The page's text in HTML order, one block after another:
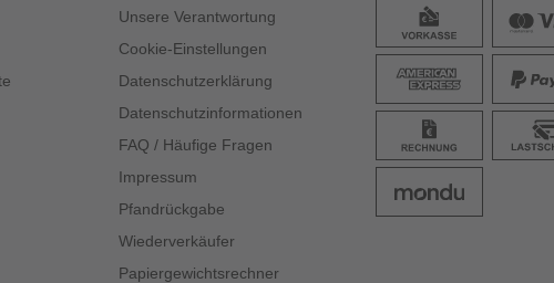
Unsere Verantwortung
Cookie-Einstellungen
Datenschutzerklärung
Datenschutzinformationen
FAQ / Häufige Fragen
Impressum
Pfandrückgabe
Wiederverkäufer
Papiergewichtsrechner